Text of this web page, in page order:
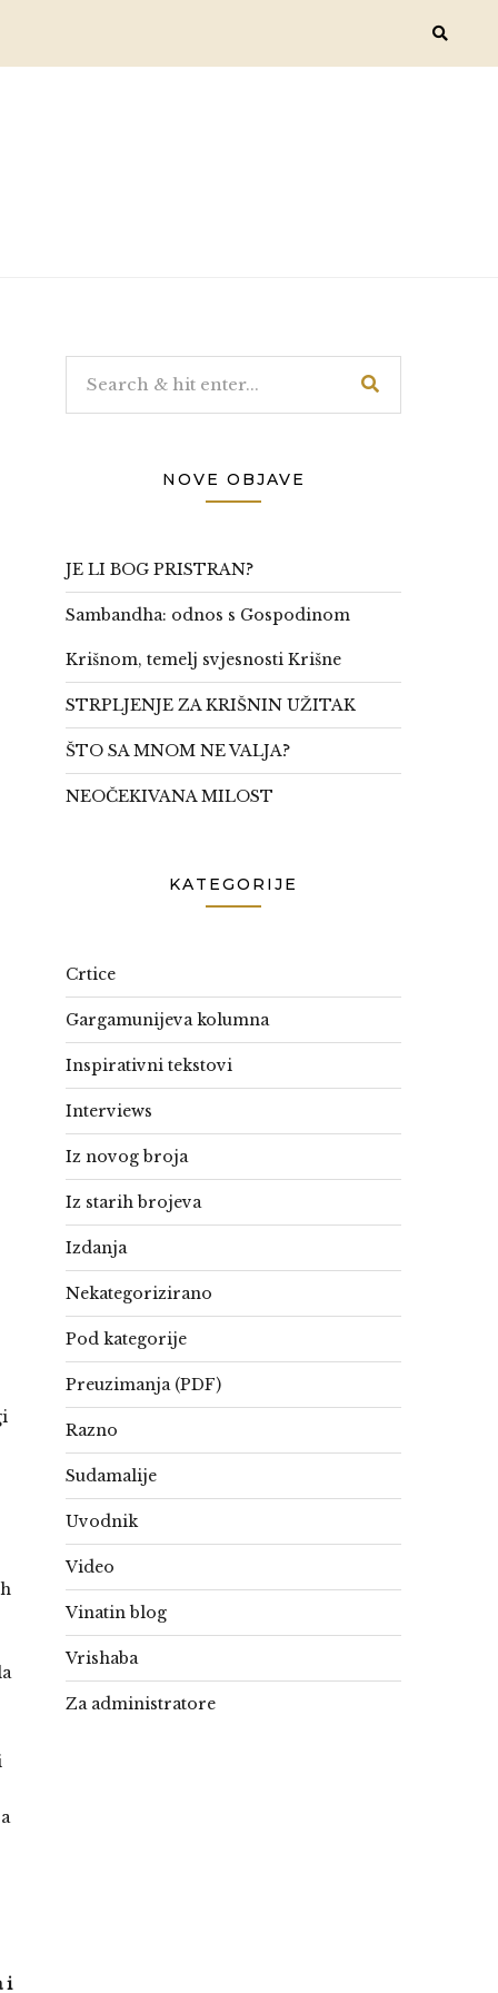
i
NOVE OBJAVE
JE LI BOG PRISTRAN?
Sambandha: odnos s Gospodinom
Krišnom, temelj svjesnosti Krišne
STRPLJENJE ZA KRIŠNIN UŽITAK
ŠTO SA MNOM NE VALJA?
NEOČEKIVANA MILOST
KATEGORIJE
Crtice
Gargamunijeva kolumna
Inspirativni tekstovi
Interviews
Iz novog broja
Iz starih brojeva
Izdanja
Nekategorizirano
Pod kategorije
Preuzimanja (PDF)
Razno
Sudamalije
Uvodnik
Video
Vinatin blog
Vrishaba
Za administratore